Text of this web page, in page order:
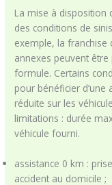
La mise à disposition
des conditions de
exemple, la franchise
annexes peuvent
formule. Certains
pour bénéficier
réduite sur les
limitations : durée
véhicule fourni.
assistance 0 km :
accident au domicile ;